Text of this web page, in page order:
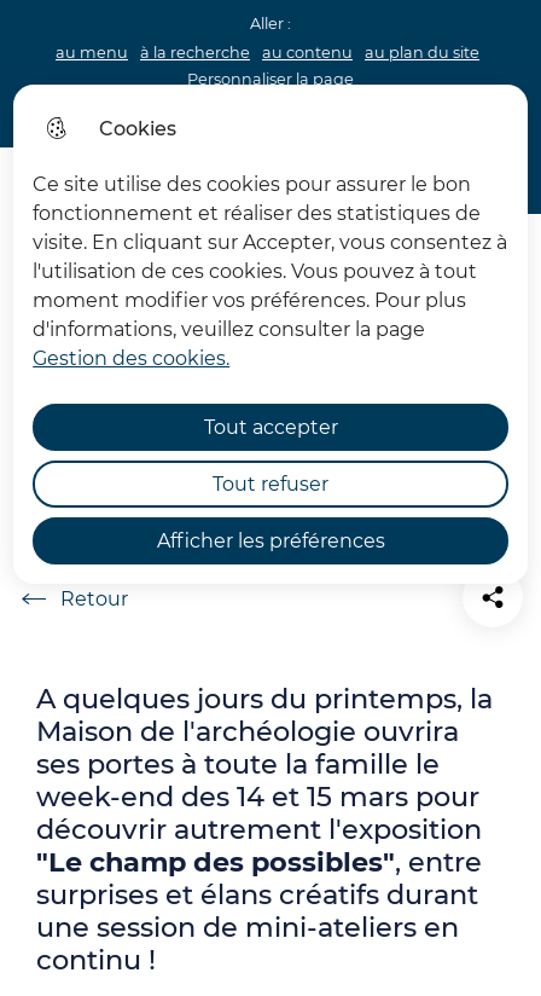
Cookies
Ce site utilise des cookies pour assurer le bon
fonctionnement et réaliser des statistiques de
visite. En cliquant sur Accepter, vous consentez à
l'utilisation de ces cookies. Vous pouvez à tout
moment modifier vos préférences. Pour plus
d'informations, veuillez consulter la page
Gestion des cookies.
Afficher les préférences
Tout accepter
Tout refuser
Aller :
au menu
à la recherche au contenu
au plan du site
Personnaliser la page
Archéologie 62
Menu
Ce week-end, temps festif et
créatif à la Maison de
l'archéologie
Archéologie
Accueil
A quelques jours du printemps, la
Maison de l'archéologie ouvrira
ses portes à toute la famille le
week-end des 14 et 15 mars pour
découvrir autrement l'exposition
"Le champ des possibles", entre
surprises et élans créatifs durant
une session de mini-ateliers en
continu !